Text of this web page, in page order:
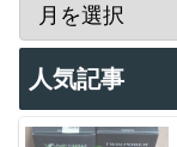
人気記事